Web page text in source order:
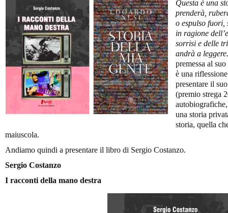
Questa è una
prenderà,
o espulso fuori,
in ragione
sorrisi e delle
andrà a
premessa al
è una
presentare il
(premio strega
una storia
storia, quella
maiuscola.
Andiamo quindi a presentare il libro di Sergio Costanzo.
Sergio Costanzo
I racconti della mano destra